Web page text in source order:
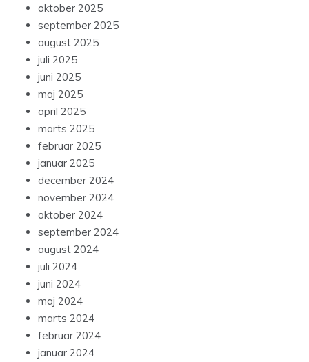
oktober 2025
september 2025
august 2025
juli 2025
juni 2025
maj 2025
april 2025
marts 2025
februar 2025
januar 2025
december 2024
november 2024
oktober 2024
september 2024
august 2024
juli 2024
juni 2024
maj 2024
marts 2024
februar 2024
januar 2024